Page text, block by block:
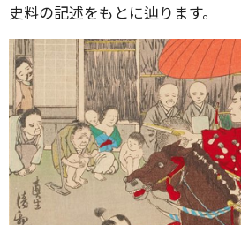
史料の記述をもとに辿ります。